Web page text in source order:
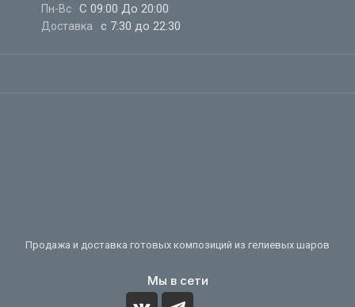
Пн-Вс С 09:00 До 20:00
Доставка с 7:30 до 22:30
Продажа и доставка готовых композиций из гелиевых шаров
Мы в сети